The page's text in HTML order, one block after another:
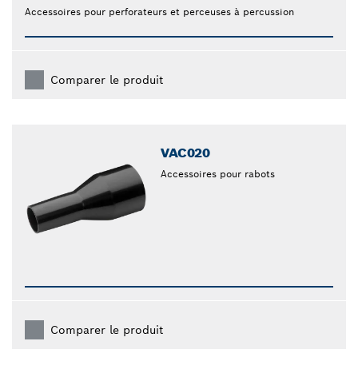
Accessoires pour perforateurs et perceuses à percussion
Comparer le produit
VAC020
Accessoires pour rabots
Comparer le produit